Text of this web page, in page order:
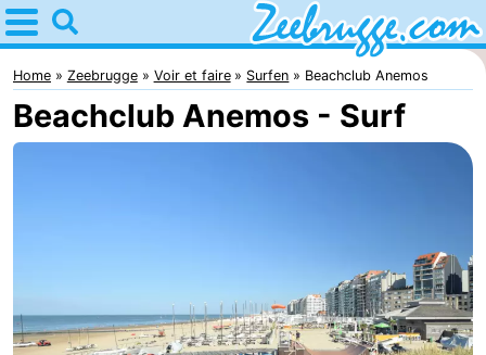
Home
Zeebrugge
Astuces
nuit
-
Home Zeebrugge Voir et faire Surfen Beachclub Anemos
Beachclub Anemos - Surf